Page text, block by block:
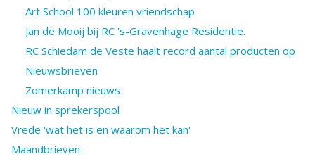
Art School 100 kleuren vriendschap
Jan de Mooij bij RC 's-Gravenhage Residentie.
RC Schiedam de Veste haalt record aantal producten op
Nieuwsbrieven
Zomerkamp nieuws
Nieuw in sprekerspool
Vrede 'wat het is en waarom het kan'
Maandbrieven